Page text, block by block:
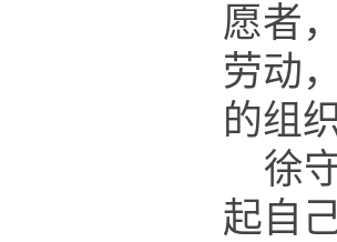
愿者
劳动
的组
徐
起自